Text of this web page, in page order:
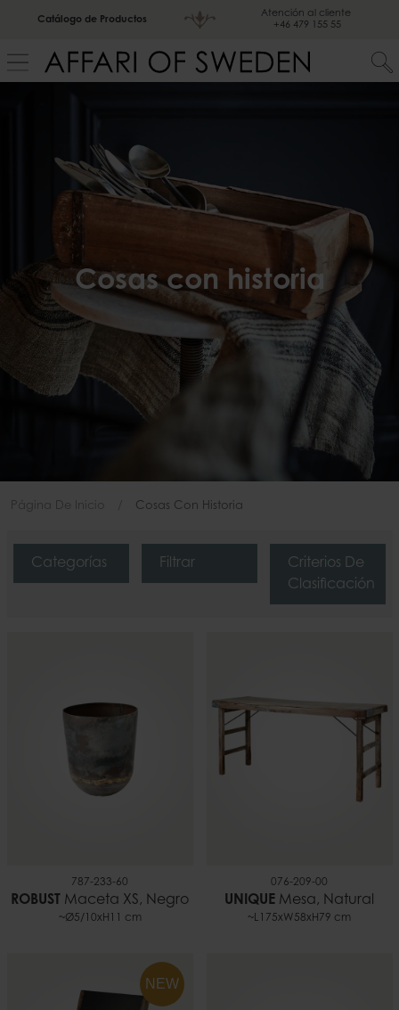
Catálogo de Productos
Atención al cliente
+46 479 155 55
Cosas con historia
Página De Inicio Cosas Con Historia
Categorías Filtrar
Criterios De
Clasificación
787-233-60
ROBUST Maceta XS, Negro
~Ø5/10xH11 cm
076-209-00
UNIQUE Mesa, Natural
~L175xW58xH79 cm
NEW